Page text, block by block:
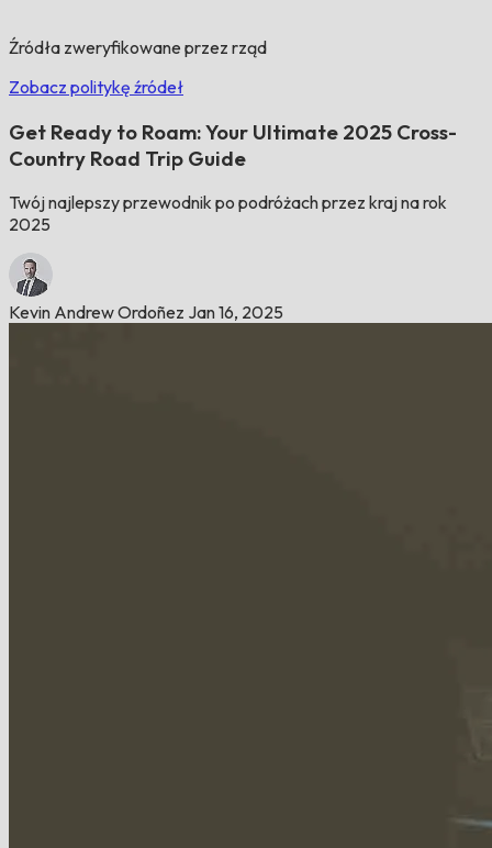
Źródła zweryfikowane przez rząd
Zobacz politykę źródeł
Get Ready to Roam: Your Ultimate 2025 Cross-
Country Road Trip Guide
Twój najlepszy przewodnik po podróżach przez kraj na rok
2025
Kevin Andrew Ordoñez Jan 16, 2025